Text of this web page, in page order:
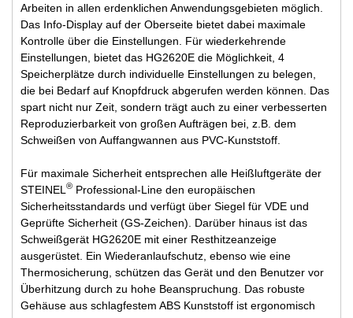
Arbeiten in allen erdenklichen Anwendungsgebieten möglich.
Das Info-Display auf der Oberseite bietet dabei maximale
Kontrolle über die Einstellungen. Für wiederkehrende
Einstellungen, bietet das HG2620E die Möglichkeit, 4
Speicherplätze durch individuelle Einstellungen zu belegen,
die bei Bedarf auf Knopfdruck abgerufen werden können. Das
spart nicht nur Zeit, sondern trägt auch zu einer verbesserten
Reproduzierbarkeit von großen Aufträgen bei, z.B. dem
Schweißen von Auffangwannen aus PVC-Kunststoff.
Für maximale Sicherheit entsprechen alle Heißluftgeräte der
STEINEL ® Professional-Line den europäischen
Sicherheitsstandards und verfügt über Siegel für VDE und
Geprüfte Sicherheit (GS-Zeichen). Darüber hinaus ist das
Schweißgerät HG2620E mit einer Resthitzeanzeige
ausgerüstet. Ein Wiederanlaufschutz, ebenso wie eine
Thermosicherung, schützen das Gerät und den Benutzer vor
Überhitzung durch zu hohe Beanspruchung. Das robuste
Gehäuse aus schlagfestem ABS Kunststoff ist ergonomisch